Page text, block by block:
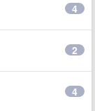
4
2
4